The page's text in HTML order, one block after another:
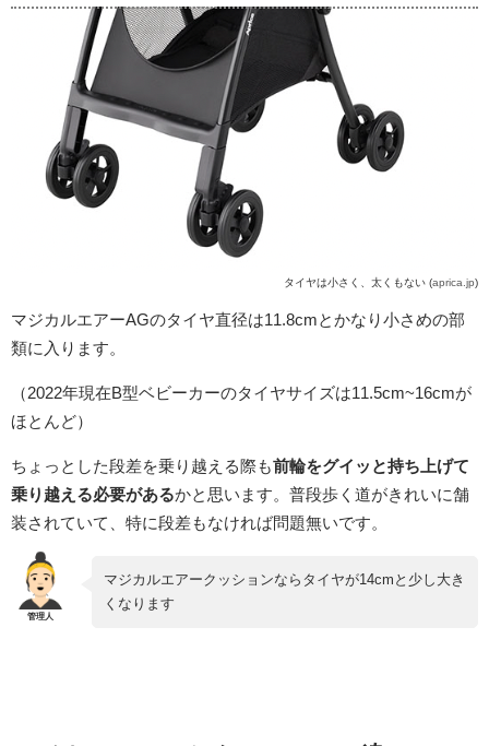
タイヤは小さく、太くもない (aprica.jp)
マジカルエアーAGのタイヤ直径は11.8cmとかなり小さめの部
類に入ります。
（2022年現在B型ベビーカーのタイヤサイズは11.5cm~16cmが
ほとんど）
ちょっとした段差を乗り越える際も前輪をグイッと持ち上げて
乗り越える必要があるかと思います。普段歩く道がきれいに舗
装されていて、特に段差もなければ問題無いです。
マジカルエアークッションならタイヤが14cmと少し大き
くなります